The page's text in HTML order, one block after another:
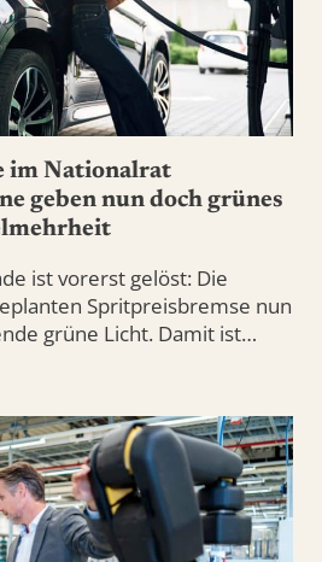
im Nationalrat
geben nun doch grünes
ist vorerst gelöst: Die
Spritpreisbremse nun
grüne Licht. Damit ist…